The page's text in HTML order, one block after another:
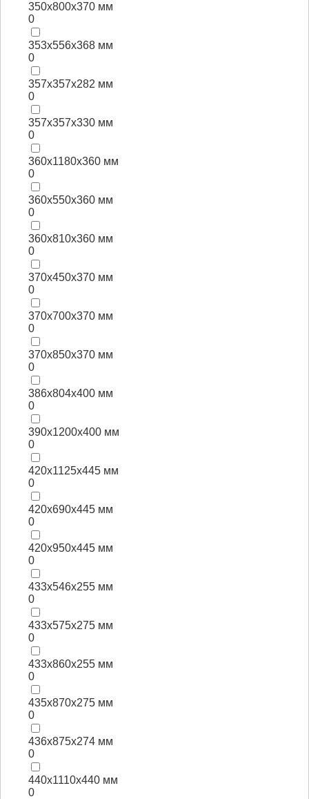
350x800x370 мм
0
353x556x368 мм
0
357x357x282 мм
0
357x357x330 мм
0
360x1180x360 мм
0
360x550x360 мм
0
360x810x360 мм
0
370x450x370 мм
0
370x700x370 мм
0
370x850x370 мм
0
386x804x400 мм
0
390x1200x400 мм
0
420x1125x445 мм
0
420x690x445 мм
0
420x950x445 мм
0
433x546x255 мм
0
433x575x275 мм
0
433x860x255 мм
0
435x870x275 мм
0
436x875x274 мм
0
440x1110x440 мм
0